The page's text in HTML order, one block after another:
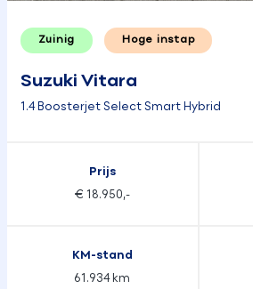
Zuinig Hoge instap
Suzuki Vitara
1.4 Boosterjet Select Smart Hybrid
Prijs
€ 18.950,-
KM-stand
61.934 km